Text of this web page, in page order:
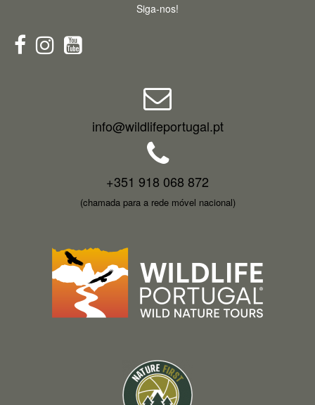
Siga-nos!
info@wildlifeportugal.pt
+351 918 068 872
(chamada para a rede móvel nacional)